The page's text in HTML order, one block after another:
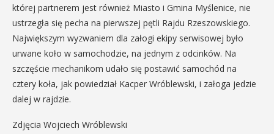
której partnerem jest również Miasto i Gmina Myślenice, nie
ustrzegła się pecha na pierwszej pętli Rajdu Rzeszowskiego.
Największym wyzwaniem dla załogi ekipy serwisowej było
urwane koło w samochodzie, na jednym z odcinków. Na
szczęście mechanikom udało się postawić samochód na
cztery koła, jak powiedział Kacper Wróblewski, i załoga jedzie
dalej w rajdzie.
Zdjęcia Wojciech Wróblewski